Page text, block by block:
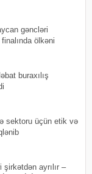
gəncləri
ölkəni
buraxılış
sektoru üçün etik və
ayrılır –